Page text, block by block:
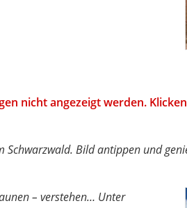
nicht angezeigt werden.
Schwarzwald. Bild antippen und
– verstehen… Unter